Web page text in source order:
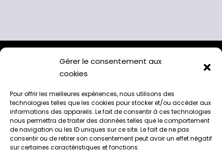
Gérer le consentement aux
cookies
Pour offrir les meilleures expériences, nous utilisons des
technologies telles que les cookies pour stocker et/ou accéder aux
informations des appareils. Le fait de consentir à ces technologies
nous permettra de traiter des données telles que le comportement
de navigation ou les ID uniques sur ce site. Le fait de ne pas
consentir ou de retirer son consentement peut avoir un effet négatif
sur certaines caractéristiques et fonctions.
A l’abattoir de Chappes, 63720
04 73 33 42 00